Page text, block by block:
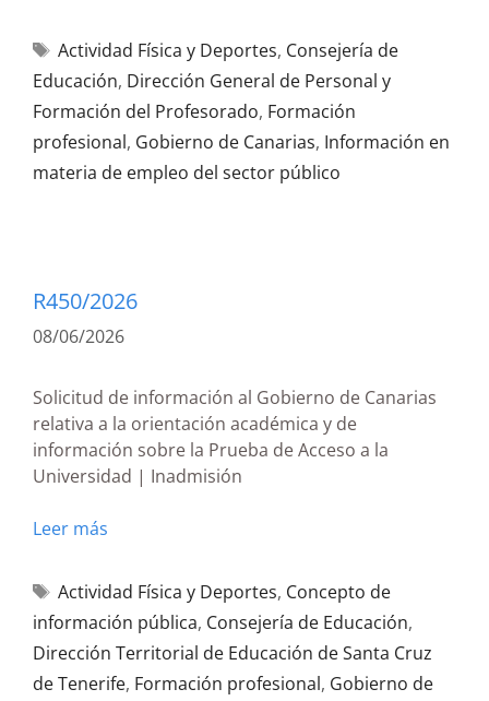
Actividad Física y Deportes, Consejería de
Educación, Dirección General de Personal y
Formación del Profesorado, Formación
profesional, Gobierno de Canarias, Información en
materia de empleo del sector público
R450/2026
08/06/2026
Solicitud de información al Gobierno de Canarias
relativa a la orientación académica y de
información sobre la Prueba de Acceso a la
Universidad | Inadmisión
Leer más
Actividad Física y Deportes, Concepto de
información pública, Consejería de Educación,
Dirección Territorial de Educación de Santa Cruz
de Tenerife, Formación profesional, Gobierno de